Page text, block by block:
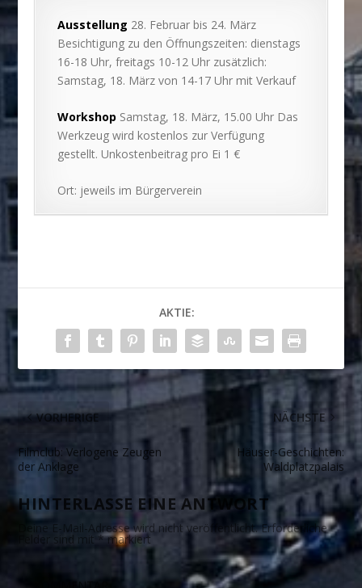
Ausstellung 28. Februar bis 24. März
Besichtigung zu den Öffnungszeiten: dienstags
16-18 Uhr, freitags 10-12 Uhr zusätzlich:
Samstag, 18. März von 14-17 Uhr mit Verkauf
Workshop Samstag, 18. März, 15.00 Uhr Das
Werkzeug wird kostenlos zur Verfügung
gestellt. Unkostenbeitrag pro Ei 1 €
Ort: jeweils im Bürgerverein
AKTIE:
VORHERIGE
Filmclub: Verlogene Zeugen
der Anklage
NÄCHSTE
Häuser-Geschichten:
Waldplatzpalais
HINTERLASSE EINE ANTWORT
Deine E-Mail-Adresse wird nicht veröffentlicht. Erforderliche
Felder sind mit *markiert